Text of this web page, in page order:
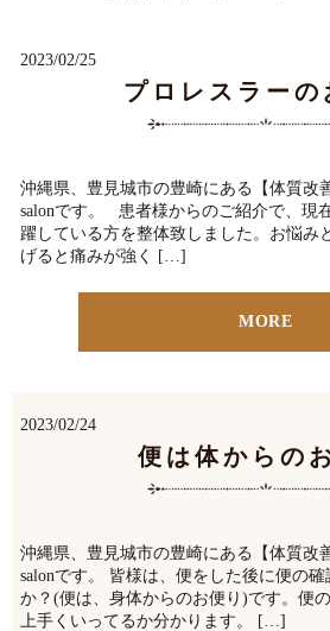
2023/02/25
プロレスラーの
沖縄県、豊見城市の豊崎にある【体質改
salonです。 患者様からのご紹介で、現
躍している方を整体致しました。お悩み
げると痛みが強く […]
MORE
2023/02/24
便は体からの
沖縄県、豊見城市の豊崎にある【体質改
salonです。 皆様は、便をした後に便の
か？(便は、身体からのお便り)です。便
上手くいってるか分かります。 […]